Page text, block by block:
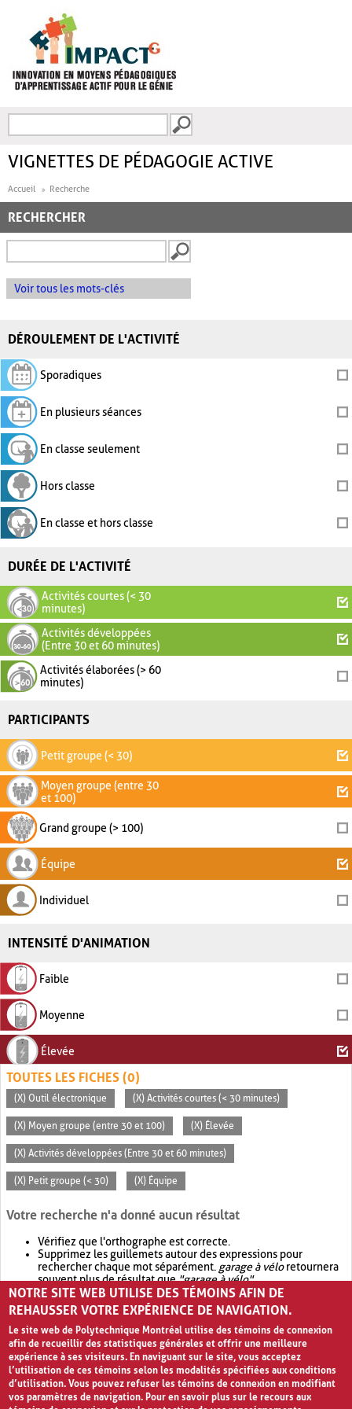
FORMULAIRE DE
VIGNETTES DE PÉDAGOGIE ACTIVE
Accueil Recherche
RECHERCHER
Voir tous les mots-clés
DÉROULEMENT DE L'ACTIVITÉ
Sporadiques
En plusieurs séances
En classe seulement
Hors classe
En classe et hors classe
DURÉE DE L'ACTIVITÉ
Activités courtes (< 30
minutes)
Activités développées
(Entre 30 et 60 minutes)
Activités élaborées (> 60
minutes)
PARTICIPANTS
Petit groupe (< 30)
Moyen groupe (entre 30
et 100)
Grand groupe (> 100)
Équipe
Individuel
INTENSITÉ D'ANIMATION
Faible
Moyenne
Élevée
TOUTES LES FICHES (0)
(X) Outil électronique (X) Activités courtes (< 30 minutes)
(X) Moyen groupe (entre 30 et 100) (X) Élevée
(X) Activités développées (Entre 30 et 60 minutes)
(X) Petit groupe (< 30) (X) Équipe
Votre recherche n'a donné aucun résultat
Vérifiez que l'orthographe est correcte.
Supprimez les guillemets autour des expressions pour
rechercher chaque mot séparément. garage à véloretournera
souvent plus de résultat que"garage à vélo".
Envisagez d'élargir votre recherche avec OR.garage OR vélo
retournera souvent plus de résultat quegarage à vélo
NOTRE SITE WEB UTILISE DES TÉMOINS AFIN DE
REHAUSSER VOTRE EXPÉRIENCE DE NAVIGATION.
Le site web de Polytechnique Montréal utilise des témoins de connexion
afin de recueillir des statistiques générales et offrir une meilleure
expérience à ses visiteurs. En naviguant sur le site, vous acceptez
l’utilisation de ces témoins selon les modalités spécifiées aux conditions
d’utilisation. Vous pouvez refuser les témoins de connexion en modifiant
vos paramètres de navigation. Pour en savoir plus sur le recours aux